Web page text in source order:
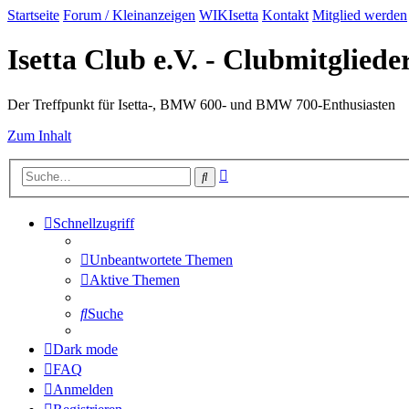
Startseite Forum / Kleinanzeigen WIKIsetta Kontakt Mitglied werden
Isetta Club e.V. -
Der Treffpunkt für Isetta-, BMW 600- und BMW 700-Enthusiasten
Zum Inhalt
Suche
Schnellzugriff
Unbeantwortete Themen
Aktive Themen
Suche
Dark mode
FAQ
Anmelden